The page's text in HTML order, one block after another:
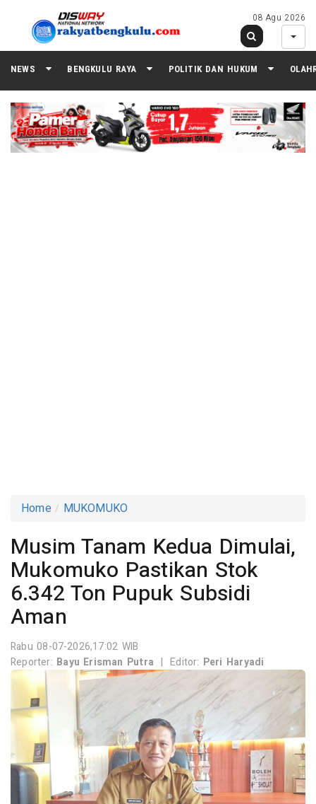
08 Agu 2026
NEWS BENGKULU RAYA POLITIK DAN HUKUM
Home MUKOMUKO
Musim Tanam Kedua Dimulai,
Mukomuko Pastikan Stok
6.342 Ton Pupuk Subsidi
Aman
Rabu 08-07-2026,17:02 WIB
Reporter: Bayu Erisman Putra | Editor: Peri Haryadi